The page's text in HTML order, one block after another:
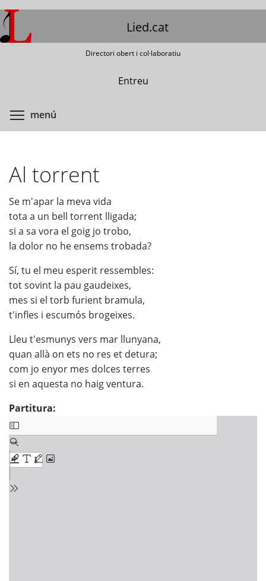
Vés
al
contingut
Lied.cat
Directori obert i col·laboratiu
Entreu
menú
Al torrent
Se m'apar la meva vida
tota a un bell torrent lligada;
si a sa vora el goig jo trobo,
la dolor no he ensems trobada?
Sí, tu el meu esperit ressembles:
tot sovint la pau gaudeixes,
mes si el torb furient bramula,
t'infles i escumós brogeixes.
Lleu t'esmunys vers mar llunyana,
quan allà on ets no res et detura;
com jo enyor mes dolces terres
si en aquesta no haig ventura.
Partitura: